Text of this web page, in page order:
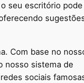
seu escritório pode
Com base no
nosso sistema de
sociais